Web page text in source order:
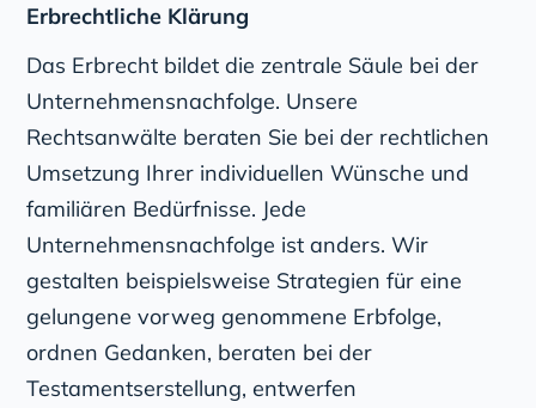
Erbrechtliche Klärung
Das Erbrecht bildet die zentrale Säule bei der
Unternehmensnachfolge. Unsere
Rechtsanwälte beraten Sie bei der rechtlichen
Umsetzung Ihrer individuellen Wünsche und
familiären Bedürfnisse. Jede
Unternehmensnachfolge ist anders. Wir
gestalten beispielsweise Strategien für eine
gelungene vorweg genommene Erbfolge,
ordnen Gedanken, beraten bei der
Testamentserstellung, entwerfen